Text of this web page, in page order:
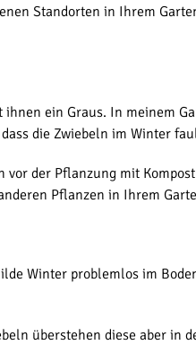
Standorten in Ihrem
ein Graus. In meinem
die Zwiebeln im Winter
der Pflanzung mit
Pflanzen in Ihrem
Winter problemlos im
überstehen diese aber in